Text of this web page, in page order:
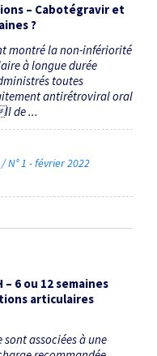
– Cabotégravir et
?
montré la non-infériorité
à longue durée
toutes
antirétroviral oral
de ...
N° 1 - février 2022
6 ou 12 semaines
articulaires
associées à une